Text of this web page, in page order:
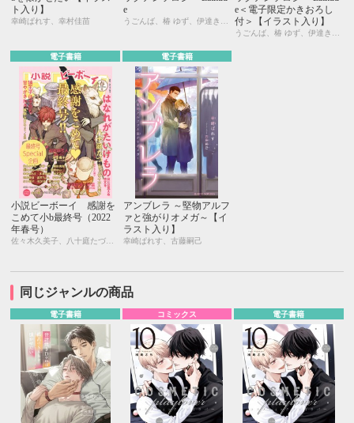
ト入り】
幸崎ぱれす、幸村佳苗
e
e＜電子限定かきおろし
付＞【イラスト入り】
電子書籍
小説ビーボーイ 感謝を
こめて小b最終号（2022
年春号）
電子書籍
アンブレラ ～堅物アルフ
ァと強がりオメガ～【イ
ラスト入り】
幸崎ぱれす、古藤嗣己
同じジャンルの商品
電子書籍 コミックス 電子書籍